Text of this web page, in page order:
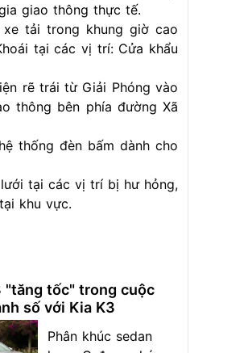
giao thông thực tế.
xe tải trong khung giờ cao
tại các vị trí: Cửa khẩu
rẽ trái từ Giải Phóng vào
thông bên phía đường Xã
thống đèn bấm dành cho
tại các vị trí bị hư hỏng,
khu vực.
"tăng tốc" trong cuộc
số với Kia K3
Phân khúc sedan